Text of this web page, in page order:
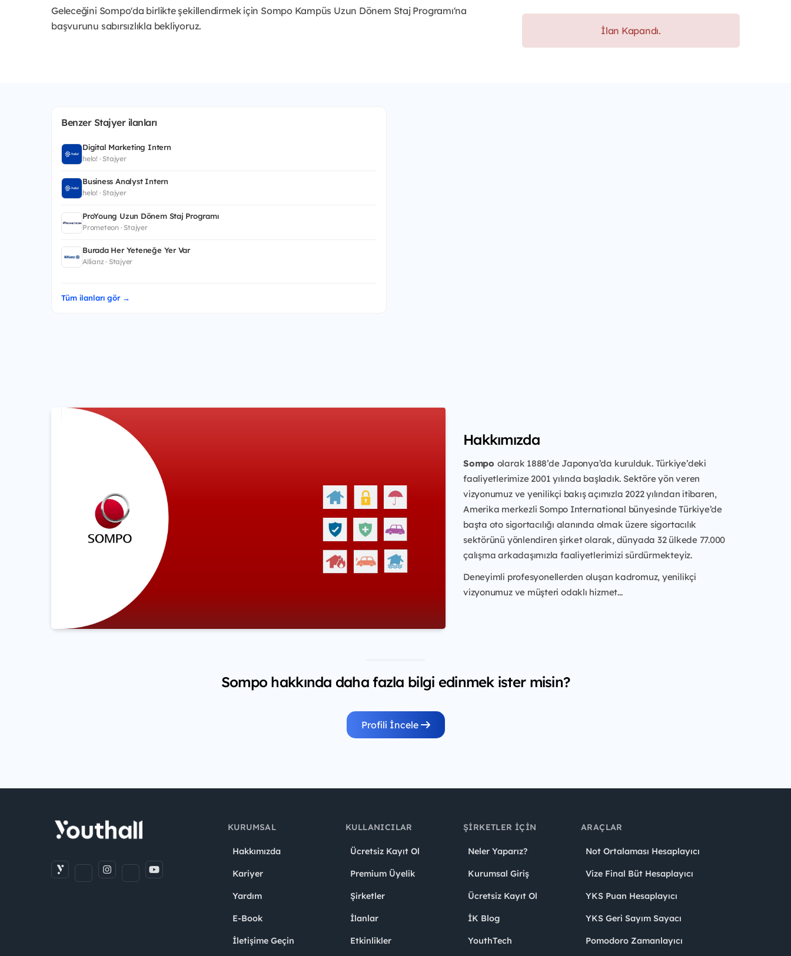
Geleceğini Sompo'da birlikte şekillendirmek için Sompo Kampüs Uzun Dönem Staj Programı'na
başvurunu sabırsızlıkla bekliyoruz.
İlan Kapandı.
Benzer Stajyer ilanları
Digital Marketing Intern
helo! · Stajyer
Business Analyst Intern
helo! · Stajyer
ProYoung Uzun Dönem Staj Programı
Prometeon · Stajyer
Burada Her Yeteneğe Yer Var
Allianz · Stajyer
Tüm ilanları gör →
Hakkımızda
Sompo olarak 1888’de Japonya’da kurulduk. Türkiye’deki
faaliyetlerimize 2001 yılında başladık. Sektöre yön veren
vizyonumuz ve yenilikçi bakış açımızla 2022 yılından itibaren,
Amerika merkezli Sompo International bünyesinde Türkiye’de
başta oto sigortacılığı alanında olmak üzere sigortacılık
sektörünü yönlendiren şirket olarak, dünyada 32 ülkede 77.000
çalışma arkadaşımızla faaliyetlerimizi sürdürmekteyiz.
Deneyimli profesyonellerden oluşan kadromuz, yenilikçi
vizyonumuz ve müşteri odaklı hizmet...
Sompo hakkında daha fazla bilgi edinmek ister misin?
Profili İncele
KURUMSAL
Hakkımızda
Kariyer
Yardım
E-Book
İletişime Geçin
KULLANICILAR
Ücretsiz Kayıt Ol
Premium Üyelik
Şirketler
İlanlar
Etkinlikler
ŞIRKETLER İÇIN
Neler Yaparız?
Kurumsal Giriş
Ücretsiz Kayıt Ol
İK Blog
YouthTech
ARAÇLAR
Not Ortalaması Hesaplayıcı
Vize Final Büt Hesaplayıcı
YKS Puan Hesaplayıcı
YKS Geri Sayım Sayacı
Pomodoro Zamanlayıcı